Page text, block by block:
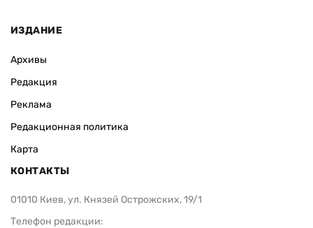
ИЗДАНИЕ
Архивы
Редакция
Реклама
Редакционная политика
Карта
КОНТАКТЫ
01010 Киев, ул. Князей Острожских, 19/1
Телефон редакции: